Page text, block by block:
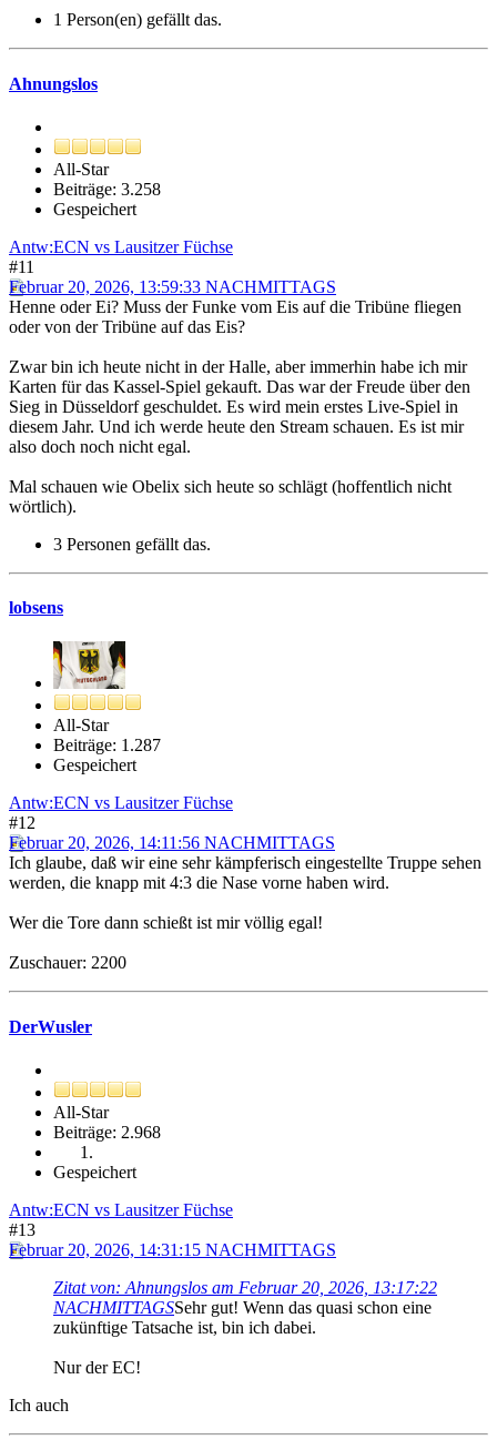
1 Person(en) gefällt das.
Ahnungslos
All-Star
Beiträge: 3.258
Gespeichert
Antw:ECN vs Lausitzer Füchse
#11
Februar 20, 2026, 13:59:33 NACHMITTAGS
Henne oder Ei? Muss der Funke vom Eis auf die Tribüne fliegen
oder von der Tribüne auf das Eis?
Zwar bin ich heute nicht in der Halle, aber immerhin habe ich mir
Karten für das Kassel-Spiel gekauft. Das war der Freude über den
Sieg in Düsseldorf geschuldet. Es wird mein erstes Live-Spiel in
diesem Jahr. Und ich werde heute den Stream schauen. Es ist mir
also doch noch nicht egal.
Mal schauen wie Obelix sich heute so schlägt (hoffentlich nicht
wörtlich).
3 Personen gefällt das.
lobsens
All-Star
Beiträge: 1.287
Gespeichert
Antw:ECN vs Lausitzer Füchse
#12
Februar 20, 2026, 14:11:56 NACHMITTAGS
Ich glaube, daß wir eine sehr kämpferisch eingestellte Truppe sehen
werden, die knapp mit 4:3 die Nase vorne haben wird.
Wer die Tore dann schießt ist mir völlig egal!
Zuschauer: 2200
DerWusler
All-Star
Beiträge: 2.968
Gespeichert
Antw:ECN vs Lausitzer Füchse
#13
Februar 20, 2026, 14:31:15 NACHMITTAGS
Zitat von: Ahnungslos am Februar 20, 2026, 13:17:22
NACHMITTAGSSehr gut! Wenn das quasi schon eine
zukünftige Tatsache ist, bin ich dabei.
Nur der EC!
Ich auch